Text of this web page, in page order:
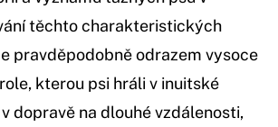
těchto charakteristických
pravděpodobně odrazem vysoce
kterou psi hráli v inuitské
dopravě na dlouhé vzdálenosti,